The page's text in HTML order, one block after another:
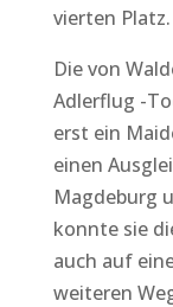
vierten Platz.
Die von
Adlerflug -
erst ein
einen
Magdeburg
konnte sie
auch auf
weiteren